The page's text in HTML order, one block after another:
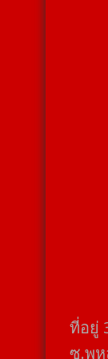
ที่อยู่​
ซ.พห